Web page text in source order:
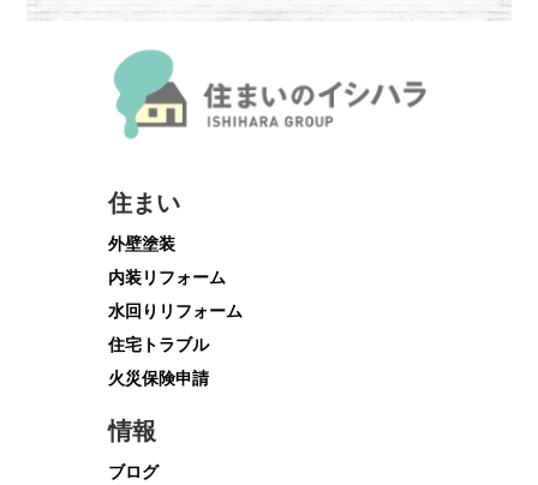
住まい
外壁塗装
内装リフォーム
水回りリフォーム
住宅トラブル
火災保険申請
情報
ブログ